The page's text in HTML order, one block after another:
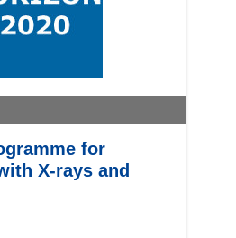
for
X-rays and